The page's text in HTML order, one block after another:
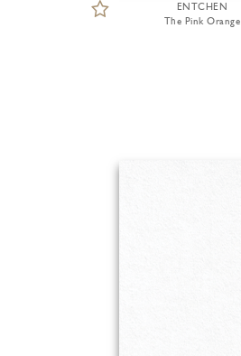
ENTCHEN
The Pink Orange